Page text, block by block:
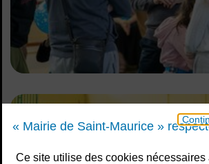
« Mairie de Saint-Maurice »
Ce site utilise des cookies nécessaires